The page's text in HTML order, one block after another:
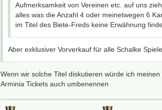
Aufmerksamkeit von Vereinen etc. auf uns
alles was die Anzahl 4 oder meinetwegen 6
im Titel des Biete-Freds keine Erwähnung
Aber exklusiver Vorverkauf für alle Schalke
Wenn wir solche Titel diskutieren würde ich
Arminia Tickets auch umbenennen